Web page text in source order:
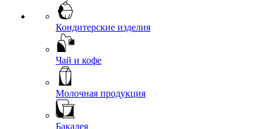
Кондитерские изделия
Чай и кофе
Молочная продукция
Бакалея